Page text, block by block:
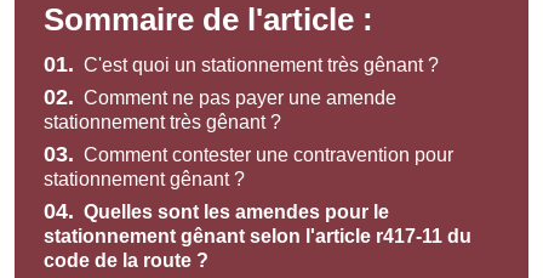
Sommaire de l'article :
01. C'est quoi un stationnement très gênant ?
02. Comment ne pas payer une amende
stationnement très gênant ?
03. Comment contester une contravention pour
stationnement gênant ?
04. Quelles sont les amendes pour le
stationnement gênant selon l'article r417-11 du
code de la route ?